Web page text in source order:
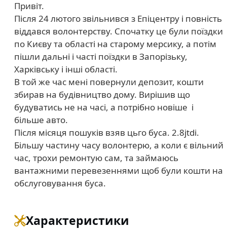
Привіт.
Після 24 лютого звільнився з Епіцентру і повність
віддався волонтерству. Спочатку це були поїздки
по Києву та області на старому мерсику, а потім
пішли дальні і часті поїздки в Запорізьку,
Харківську і інші області.
В той же час мені повернули депозит, кошти
збирав на будівництво дому. Вирішив що
будуватись не на часі, а потрібно новіше і
більше авто.
Після місяця пошуків взяв цьго буса. 2.8jtdi.
Більшу частину часу волонтерю, а коли є вільний
час, трохи ремонтую сам, та займаюсь
вантажними перевезеннями щоб були кошти на
обслуговування буса.
Характеристики